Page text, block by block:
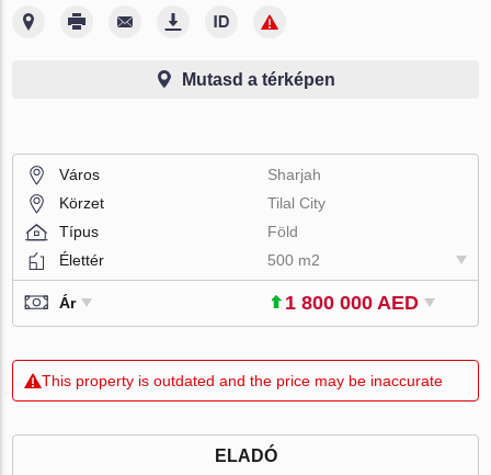
Mutasd a térképen
Város
Sharjah
Körzet
Tilal City
Típus
Föld
Élettér
500 m2
Ár 1 800 000 AED
This property is outdated and the price may be inaccurate
ELADÓ